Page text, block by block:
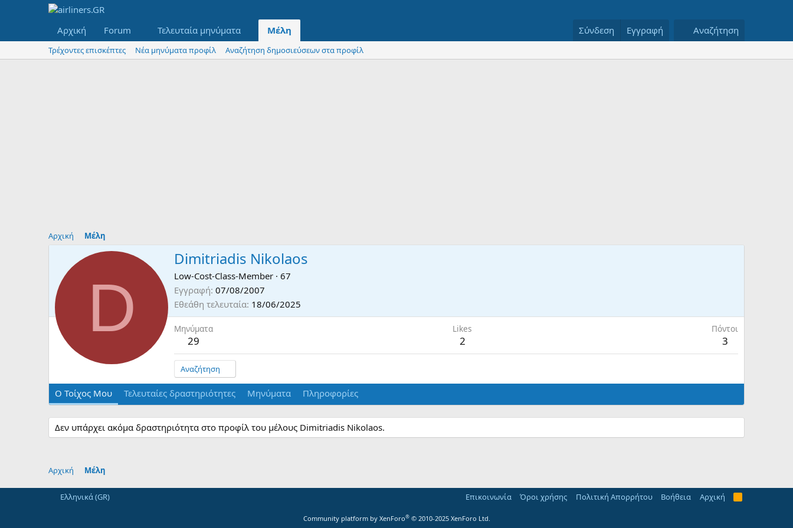
Αρχική Forum Τελευταία μηνύματα Μέλη Σύνδεση Εγγραφή Αναζήτηση
Τρέχοντες επισκέπτες Νέα μηνύματα προφίλ Αναζήτηση δημοσιεύσεων στα προφίλ
Αρχική Μέλη
D
Dimitriadis Nikolaos
Low-Cost-Class-Member · 67
Εγγραφή 07/08/2007
Εθεάθη τελευταία 18/06/2025
Μηνύματα
29
Likes
2
Πόντοι
3
Αναζήτηση
Ο Τοίχος Μου Τελευταίες δραστηριότητες Μηνύματα Πληροφορίες
Δεν υπάρχει ακόμα δραστηριότητα στο προφίλ του μέλους Dimitriadis Nikolaos.
Αρχική Μέλη
Ελληνικά (GR) Επικοινωνία Όροι χρήσης Πολιτική Απορρήτου Βοήθεια Αρχική
R
Community platform by XenForo® © 2010-2025 XenForo Ltd.